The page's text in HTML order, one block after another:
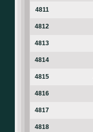
4811
4812
4813
4814
4815
4816
4817
4818